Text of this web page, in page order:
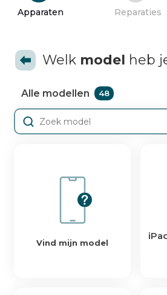
Apparaten Reparaties
Welk model heb
Alle modellen 48
Vind mijn model